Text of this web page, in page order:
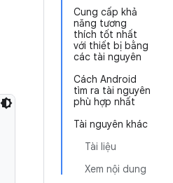
Cung cấp khả
năng tương
thích tốt nhất
với thiết bị bằng
các tài nguyên
Cách Android
tìm ra tài nguyên
phù hợp nhất
Tài nguyên khác
Tài liệu
Xem nội dung